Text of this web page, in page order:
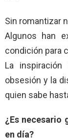
Sin romantizar
Algunos han
condición para
La
obsesión y la
quien sabe
¿Es necesario
en día?